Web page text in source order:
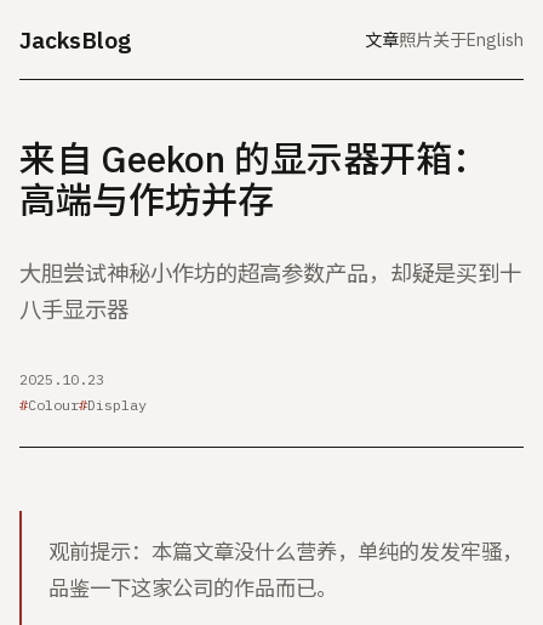
JacksBlog 文章照片关于English
来自 Geekon 的显示器开箱：
高端与作坊并存
大胆尝试神秘小作坊的超高参数产品，却疑是买到十
八手显示器
2025.10.23
Colour Display
观前提示：本篇文章没什么营养，单纯的发发牢骚，
品鉴一下这家公司的作品而已。